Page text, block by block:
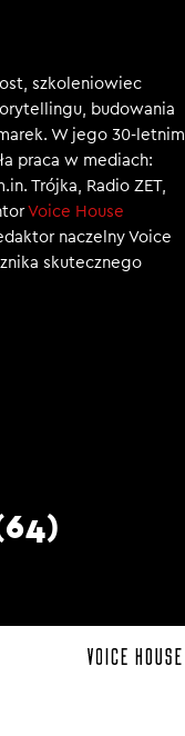
szkoleniowiec
budowania
W jego 30-letnim
praca w mediach:
Trójka, Radio ZET,
Voice House
naczelny Voice
skutecznego